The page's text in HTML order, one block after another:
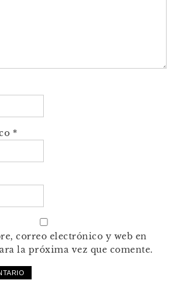
*
correo electrónico y web en
la próxima vez que comente.